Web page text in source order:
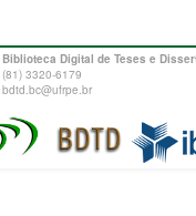
Biblioteca Digital de Teses e
(81) 3320-6179
bdtd.bc@ufrpe.br